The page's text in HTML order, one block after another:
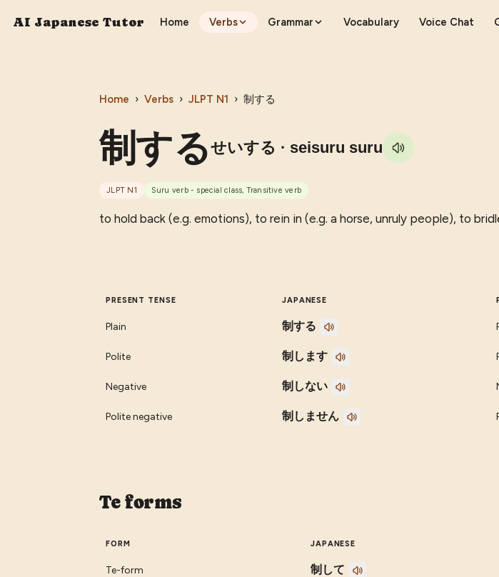
AI Japanese Tutor Home Verbs Grammar Vocabulary Voice Chat
Home › Verbs › JLPT N1 › 制する
制するせいする · seisuru suru
JLPT N1 Suru verb - special class, Transitive verb
to hold back (e.g. emotions), to rein in (e.g. a horse, unruly people), to
PRESENT TENSE JAPANESE
Plain 制する
Polite 制します
Negative 制しない
Polite negative 制しません
Te forms
FORM JAPANESE
Te-form 制して